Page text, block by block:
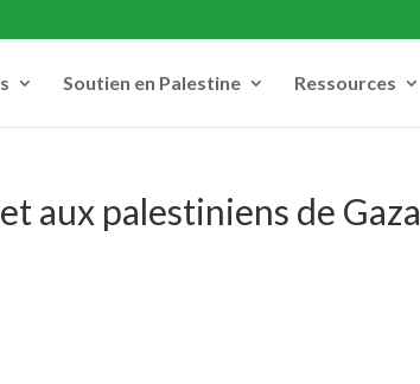
Soutien en Palestine Ressources
aux palestiniens de Gaza